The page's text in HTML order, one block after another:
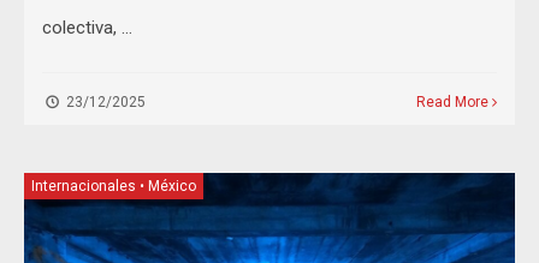
colectiva, …
23/12/2025 Read More
Internacionales • México